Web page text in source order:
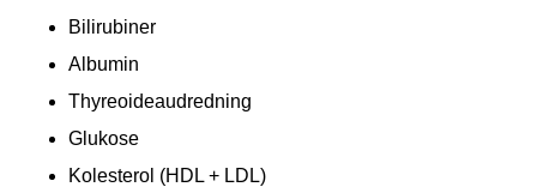
Bilirubiner
Albumin
Thyreoideaudredning
Glukose
Kolesterol (HDL + LDL)